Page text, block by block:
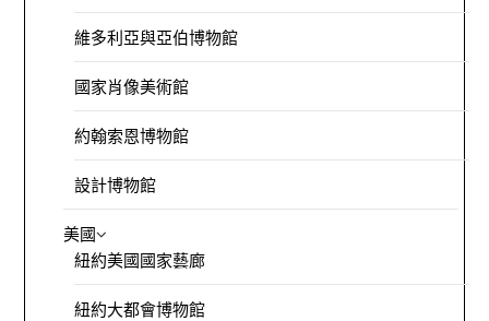
維多利亞與亞伯博物館
國家肖像美術館
約翰索恩博物館
設計博物館
美國
紐約美國國家藝廊
紐約大都會博物館